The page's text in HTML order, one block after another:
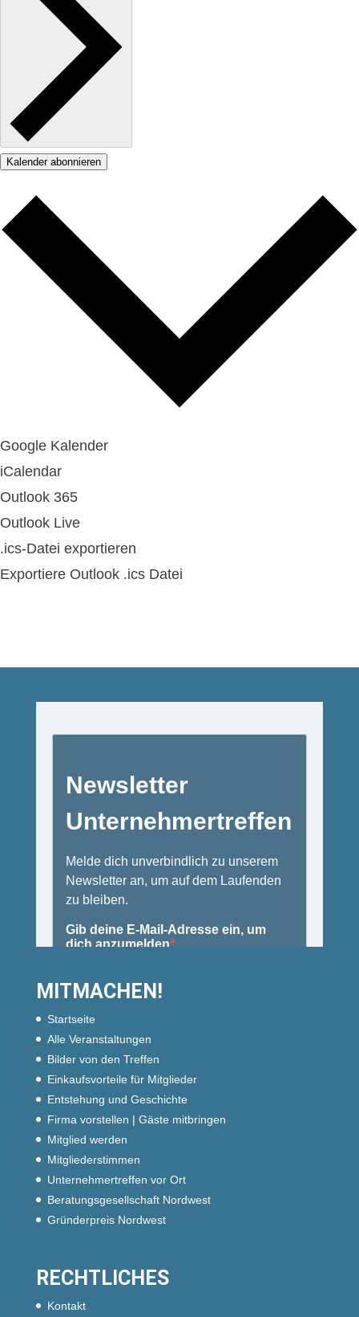
Kalender abonnieren
Google Kalender
iCalendar
Outlook 365
Outlook Live
.ics-Datei exportieren
Exportiere Outlook .ics Datei
MITMACHEN!
Startseite
Alle Veranstaltungen
Bilder von den Treffen
Einkaufsvorteile für Mitglieder
Entstehung und Geschichte
Firma vorstellen | Gäste mitbringen
Mitglied werden
Mitgliederstimmen
Unternehmertreffen vor Ort
Beratungsgesellschaft Nordwest
Gründerpreis Nordwest
RECHTLICHES
Kontakt